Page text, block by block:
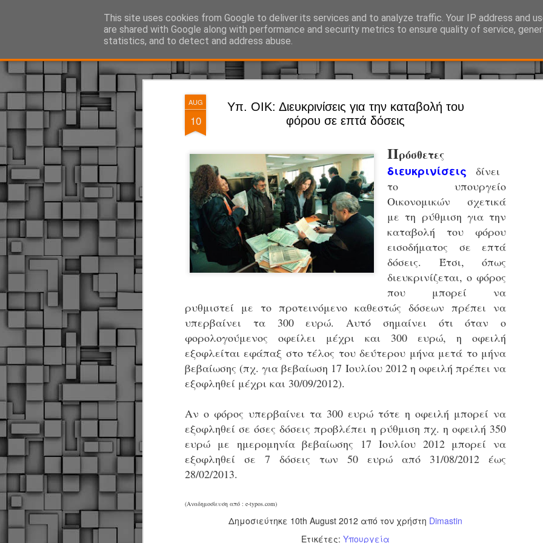
AUG
10
Υπ. ΟΙΚ: Διευκρινίσεις για την καταβολή του
φόρου σε επτά δόσεις
Πρόσθετες
διευκρινίσεις δίνει
το υπουργείο
Οικονομικών σχετικά
με τη ρύθμιση για την
καταβολή του φόρου
εισοδήματος σε επτά
δόσεις. Έτσι, όπως
διευκρινίζεται, ο φόρος
που μπορεί να
ρυθμιστεί με το προτεινόμενο καθεστώς δόσεων πρέπει να
υπερβαίνει τα 300 ευρώ. Αυτό σημαίνει ότι όταν ο
φορολογούμενος οφείλει μέχρι και 300 ευρώ, η οφειλή
εξοφλείται εφάπαξ στο τέλος του δεύτερου μήνα μετά το μήνα
βεβαίωσης (πχ. για βεβαίωση 17 Ιουλίου 2012 η οφειλή πρέπει να
εξοφληθεί μέχρι και 30/09/2012).
Αν ο φόρος υπερβαίνει τα 300 ευρώ τότε η οφειλή μπορεί να
εξοφληθεί σε όσες δόσεις προβλέπει η ρύθμιση πχ. η οφειλή 350
ευρώ με ημερομηνία βεβαίωσης 17 Ιουλίου 2012 μπορεί να
εξοφληθεί σε 7 δόσεις των 50 ευρώ από 31/08/2012 έως
28/02/2013.
(Αναδημοσίευση από : e-typos.com)
Δημοσιεύτηκε 10th August 2012 από τον χρήστη Dimastin
Ετικέτες: Υπουργεία
This site uses cookies from Google to deliver its services and to analyze traffic. Your IP address and
are shared with Google along with performance and security metrics to ensure quality of service,
statistics, and to detect and address abuse.
ΔΗΜΟΤΙΚΗ ΑΣΤΥΝΟΜΙΑ, τα νέα! Ό, τι συμβαίνει γύρω από τη Δημοτική Αστυνομία, την τοπική
JUL
Ξεκινά επίσημα η
Η Δημοτική Αστυνομία
καθώς από την 1η
επιχειρησιακή
παρουσία του Δήμου
χώρους.
Η νέα υπηρεσία θα
εκπαιδευμένους
ήδη ολοκληρώσει την
είναι έτοιμοι να
Στο πλαίσιο της
ολοκαίνουργια
τις περιπολίες και τις
στελεχών της υπηρεσίας.
JUN
ελέγχων σε ιδιοκτήτες